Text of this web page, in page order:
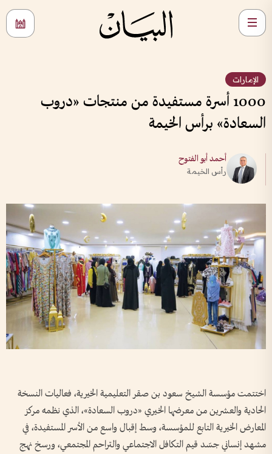
الإمارات
1000 أسرة مستفيدة من منتجات «دروب
السعادة» برأس الخيمة
أحمد أبو الفتوح
رأس الخيمة
اختتمت مؤسسة الشيخ سعود بن صقر التعليمية الخيرية، فعاليات النسخة
الحادية والعشرين من معرضها الخيري «دروب السعادة»، الذي نظمه مركز
المعارض الخيرية التابع للمؤسسة، وسط إقبال واسع من الأسر المستفيدة، في
مشهد إنساني جسّد قيم التكافل الاجتماعي والتراحم المجتمعي، ورسخ نهج